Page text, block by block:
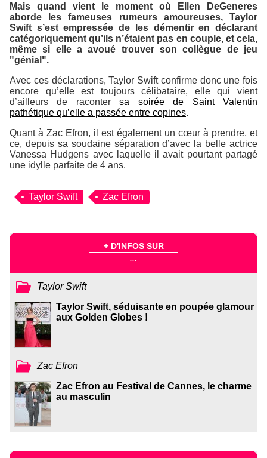
Mais quand vient le moment où Ellen DeGeneres
aborde les fameuses rumeurs amoureuses, Taylor
Swift s’est empressée de les démentir en déclarant
catégoriquement qu’ils n’étaient pas en couple, et cela,
même si elle a avoué trouver son collègue de jeu
"génial".
Avec ces déclarations, Taylor Swift confirme donc une fois
encore qu’elle est toujours célibataire, elle qui vient
d’ailleurs de racontersa soirée de Saint Valentin
pathétique qu’elle a passée entre copines.
Quant à Zac Efron, il est également un cœur à prendre, et
ce, depuis sa soudaine séparation d’avec la belle actrice
Vanessa Hudgens avec laquelle il avait pourtant partagé
une idylle parfaite de 4 ans.
Taylor Swift Zac Efron
+ D'INFOS SUR
...
Taylor Swift
Taylor Swift, séduisante en poupée glamour
aux Golden Globes !
Zac Efron
Zac Efron au Festival de Cannes, le charme
au masculin